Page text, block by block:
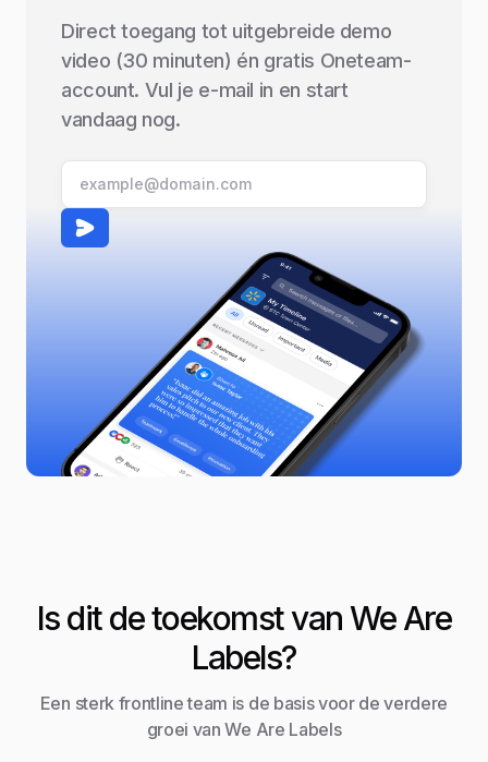
Direct toegang tot uitgebreide demo
video (30 minuten) én gratis Oneteam-
account. Vul je e-mail in en start
vandaag nog.
Is dit de toekomst van We Are
Labels?
Een sterk frontline team is de basis voor de verdere
groei van We Are Labels